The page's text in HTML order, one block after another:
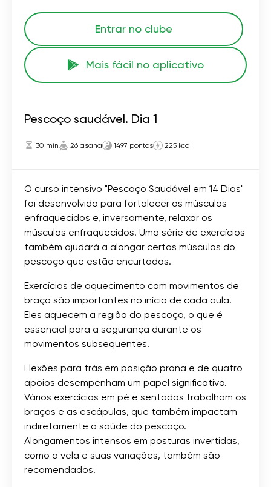
Entrar no clube
Mais fácil no aplicativo
Pescoço saudável. Dia 1
30 min 26 asana 1497 pontos 225 kcal
O curso intensivo "Pescoço Saudável em 14 Dias"
foi desenvolvido para fortalecer os músculos
enfraquecidos e, inversamente, relaxar os
músculos enfraquecidos. Uma série de exercícios
também ajudará a alongar certos músculos do
pescoço que estão encurtados.
Exercícios de aquecimento com movimentos de
braço são importantes no início de cada aula.
Eles aquecem a região do pescoço, o que é
essencial para a segurança durante os
movimentos subsequentes.
Flexões para trás em posição prona e de quatro
apoios desempenham um papel significativo.
Vários exercícios em pé e sentados trabalham os
braços e as escápulas, que também impactam
indiretamente a saúde do pescoço.
Alongamentos intensos em posturas invertidas,
como a vela e suas variações, também são
recomendados.